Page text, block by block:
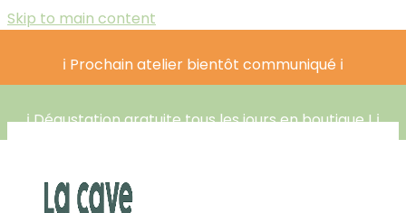
Skip to main content
ℹ️ Prochain atelier bientôt communiqué ℹ️
ℹ️ Dégustation gratuite tous les jours en boutique ! ℹ️